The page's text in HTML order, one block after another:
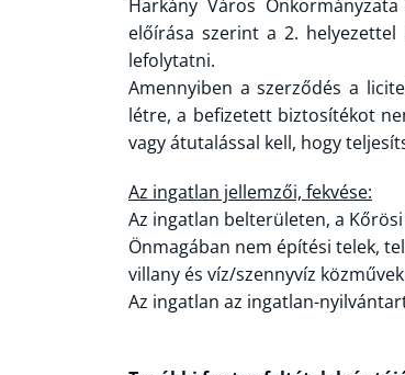
Harkány Város
előírása szerint a 2.
lefolytatni.
Amennyiben a szerződés a
létre, a befizetett biztosítékot
vagy átutalással kell, hogy
Az ingatlan jellemzői, fekvése:
Az ingatlan belterületen, a
Önmagában nem építési telek,
villany és víz/szennyvíz
Az ingatlan az ingatlan-